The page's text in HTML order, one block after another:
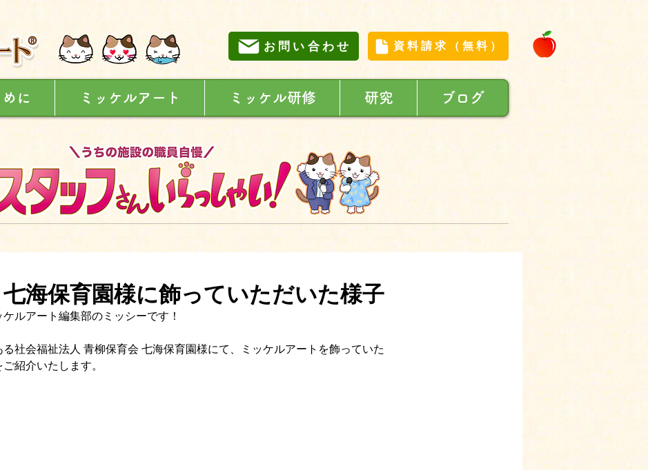
お問い合わせ 資料請求（無料）
に ミッケルアート ミッケル研修 研究 ブログ
七海保育園様に飾っていただいた様子
ルアート編集部のミッシーです！
社会福祉法人 青柳保育会 七海保育園様にて、ミッケルアートを飾っていた
紹介いたします。